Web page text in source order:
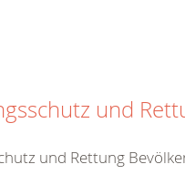
und
und Rettung